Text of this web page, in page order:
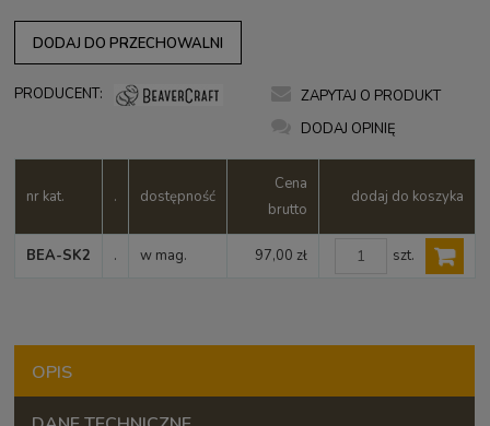
DODAJ DO PRZECHOWALNI
PRODUCENT:
ZAPYTAJ O PRODUKT
DODAJ OPINIĘ
nr kat. . dostępność
Cena
brutto
dodaj do koszyka
BEA-SK2 . w mag. 97,00 zł szt.
OPIS